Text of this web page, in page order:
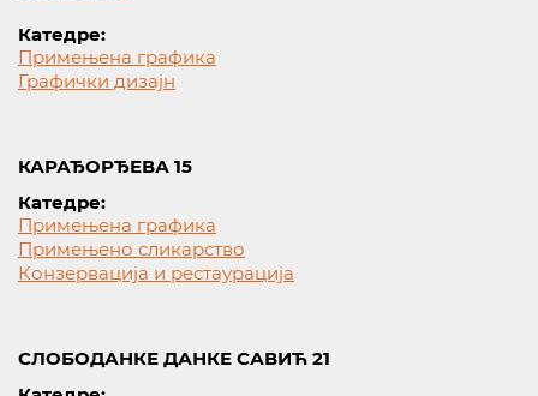
Катедре:
Примењена графика
Графички дизајн
КАРАЂОРЂЕВА 15
Катедре:
Примењена графика
Примењено сликарство
Конзервација и рестаурација
СЛОБОДАНКЕ ДАНКЕ САВИЋ 21